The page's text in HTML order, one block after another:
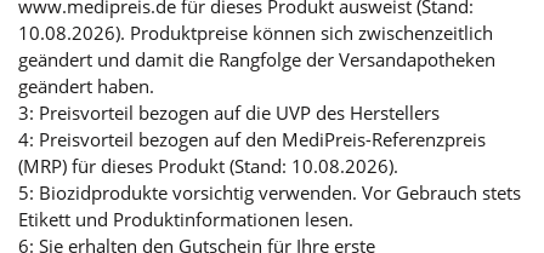
www.medipreis.de für dieses Produkt ausweist (Stand:
10.08.2026). Produktpreise können sich zwischenzeitlich
geändert und damit die Rangfolge der Versandapotheken
geändert haben.
3: Preisvorteil bezogen auf die UVP des Herstellers
4: Preisvorteil bezogen auf den MediPreis-Referenzpreis
(MRP) für dieses Produkt (Stand: 10.08.2026).
5: Biozidprodukte vorsichtig verwenden. Vor Gebrauch stets
Etikett und Produktinformationen lesen.
6: Sie erhalten den Gutschein für Ihre erste